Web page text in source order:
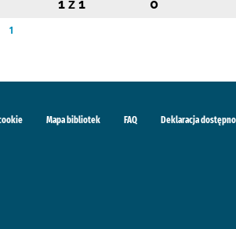
1 z 1 0
1
Mapa bibliotek FAQ Deklaracja